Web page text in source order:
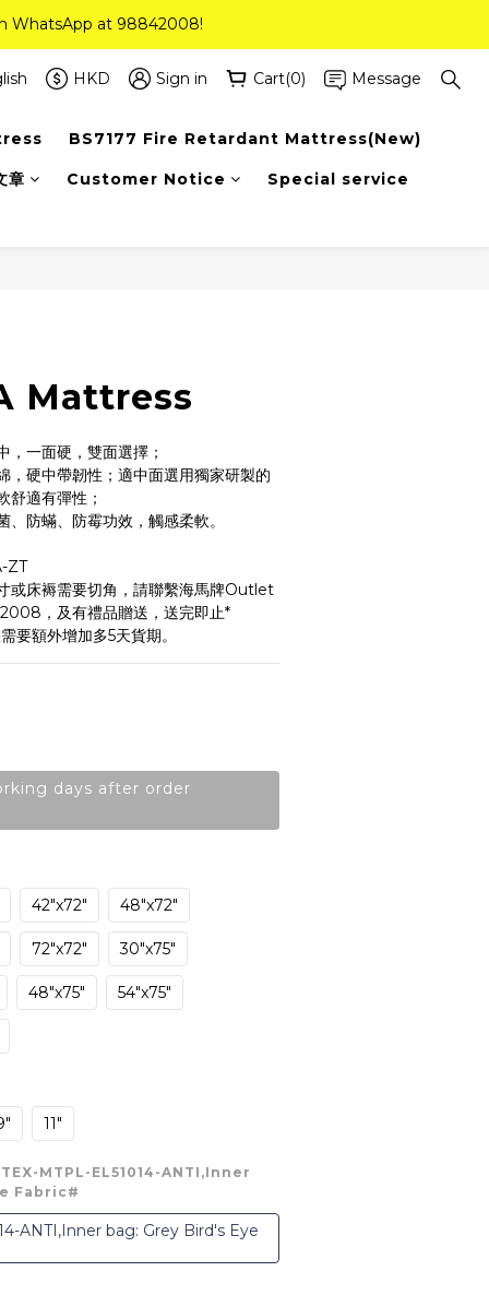
WhatsApp at 98842008!
WhatsApp at 98842008!
Delivery(Standard Sizes Only)
WhatsApp at 98842008!
HKD Sign in Cart(0) Message
BS7177 Fire Retardant Mattress(New)
章 Customer Notice Special service
Mattress
，一面硬，雙面選擇；
，硬中帶韌性；適中面選用獨家研製的
舒適有彈性；
防蟎、防霉功效，觸感柔軟。
ZT
或床褥需要切角，請聯繫海馬牌Outlet
，及有禮品贈送，送完即止*
要額外增加多5天貨期。
days after order
42"x72" 48"x72"
72"x72" 30"x75"
48"x75" 54"x75"
11"
MTPL-EL51014-ANTI,Inner
Fabric#
ANTI,Inner bag: Grey Bird's Eye